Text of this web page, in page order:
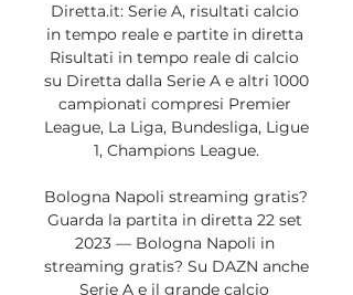
Diretta.it: Serie A, risultati calcio
in tempo reale e partite in diretta
Risultati in tempo reale di calcio
su Diretta dalla Serie A e altri 1000
campionati compresi Premier
League, La Liga, Bundesliga, Ligue
1, Champions League.
Bologna Napoli streaming gratis?
Guarda la partita in diretta 22 set
2023 — Bologna Napoli in
streaming gratis? Su DAZN anche
Serie A e il grande calcio